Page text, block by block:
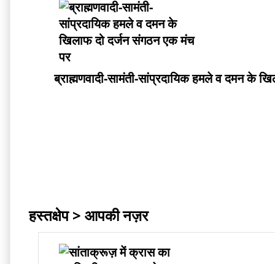
ब्राह्मणवादी-सामंती-सांप्रदायिक हमले व दमन के
हस्तक्षेप > आपकी नज़र